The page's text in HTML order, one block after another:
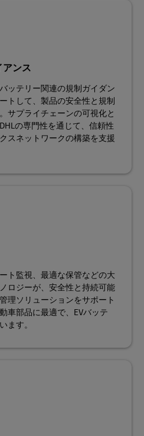
アンス
ッテリー関連の規制ガイダン
トして、製品の安全性と規制
サプライチェーンの可視化と
の専門性を通じて、信頼性
スネットワークの構築を支援
ト監視、最適な保管などの大
ロジーが、安全性と持続可能
理ソリューションをサポート
車部品に最適で、EVバッテ
ます。